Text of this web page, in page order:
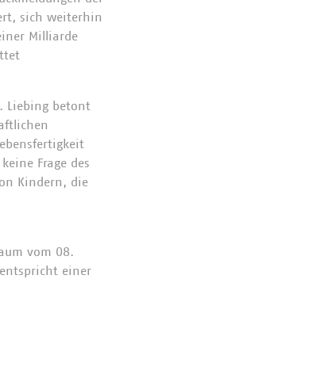
sich weiterhin
Milliarde
Liebing betont
Frage des
Kindern, die
vom 08.
einer